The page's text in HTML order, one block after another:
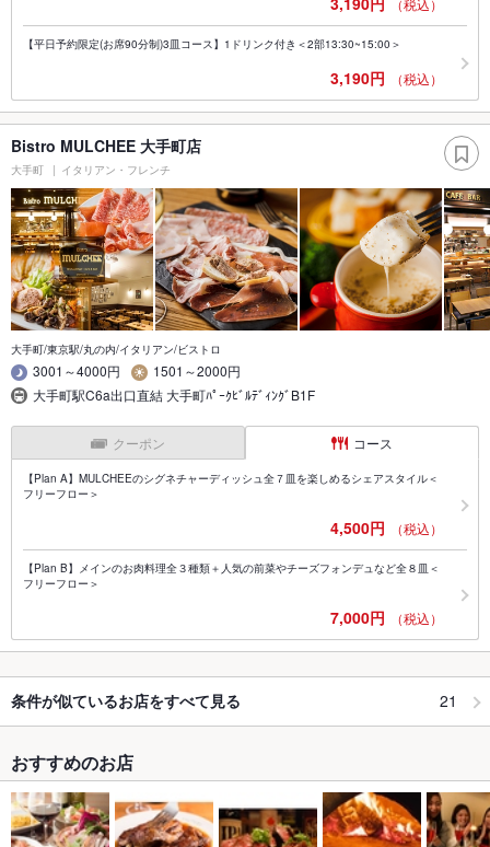
（税込）
【平日予約限定(お席90分制)3皿コース】1ドリンク付き＜2部13:30~15:00＞
3,190円 （税込）
Bistro MULCHEE 大手町店
大手町 イタリアン・フレンチ
大手町/東京駅/丸の内/イタリアン/ビストロ
3001～4000円
1501～2000円
大手町駅C6a出口直結 大手町ﾊﾟｰｸﾋﾞﾙﾃﾞｨﾝｸﾞB1F
クーポン コース
【Plan A】MULCHEEのシグネチャーディッシュ全７皿を楽しめるシェアスタイル＜
フリーフロー＞
4,500円 （税込）
【Plan B】メインのお肉料理全３種類＋人気の前菜やチーズフォンデュなど全８皿＜
フリーフロー＞
7,000円 （税込）
条件が似ているお店をすべて見る 21
おすすめのお店